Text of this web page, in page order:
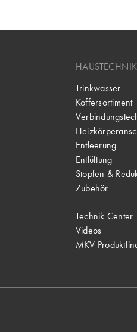
HAUSTECHNIK
Trinkwasser
Koffersortiment
Entleerung
Entlüftung
Stopfen &
Zubehör
Technik Center
Videos
MKV